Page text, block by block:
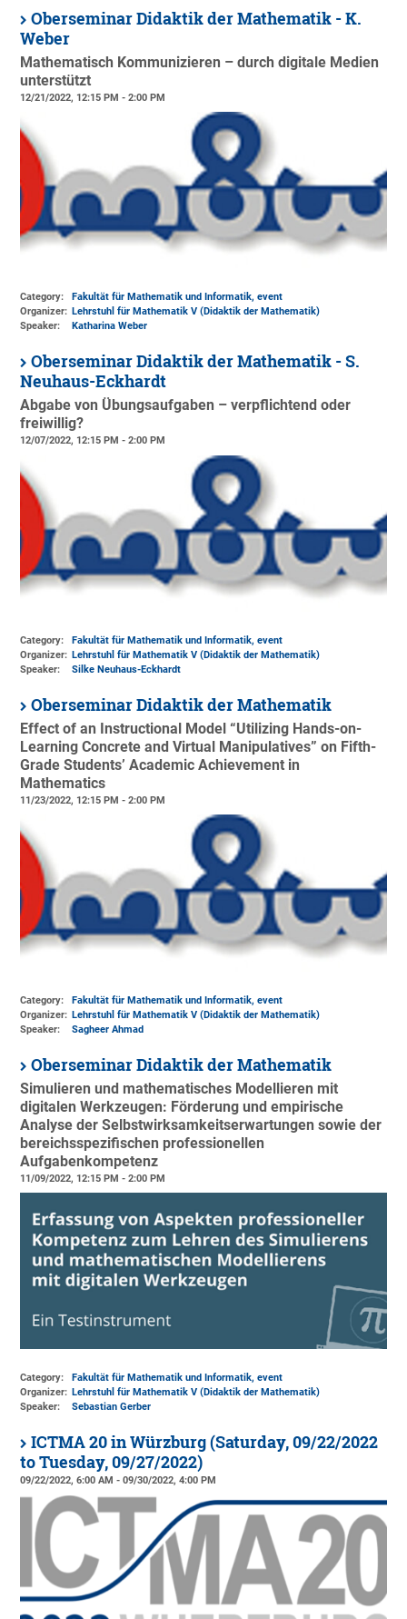
Oberseminar Didaktik der Mathematik - K.
Weber
Mathematisch Kommunizieren – durch digitale Medien
unterstützt
12/21/2022, 12:15 PM - 2:00 PM
Category:
Fakultät für Mathematik und Informatik, event
Organizer: Lehrstuhl für Mathematik V (Didaktik der Mathematik)
Speaker:
Katharina Weber
Oberseminar Didaktik der Mathematik - S.
Neuhaus-Eckhardt
Abgabe von Übungsaufgaben – verpflichtend oder
freiwillig?
12/07/2022, 12:15 PM - 2:00 PM
Category:
Fakultät für Mathematik und Informatik, event
Organizer: Lehrstuhl für Mathematik V (Didaktik der Mathematik)
Speaker:
Silke Neuhaus-Eckhardt
Oberseminar Didaktik der Mathematik
Effect of an Instructional Model “Utilizing Hands-on-
Learning Concrete and Virtual Manipulatives” on Fifth-
Grade Students’ Academic Achievement in
Mathematics
11/23/2022, 12:15 PM - 2:00 PM
Category:
Fakultät für Mathematik und Informatik, event
Organizer: Lehrstuhl für Mathematik V (Didaktik der Mathematik)
Speaker:
Sagheer Ahmad
Oberseminar Didaktik der Mathematik
Simulieren und mathematisches Modellieren mit
digitalen Werkzeugen: Förderung und empirische
Analyse der Selbstwirksamkeitserwartungen sowie der
bereichsspezifischen professionellen
Aufgabenkompetenz
11/09/2022, 12:15 PM - 2:00 PM
Category:
Fakultät für Mathematik und Informatik, event
Organizer: Lehrstuhl für Mathematik V (Didaktik der Mathematik)
Speaker:
Sebastian Gerber
ICTMA 20 in Würzburg (Saturday, 09/22/2022
to Tuesday, 09/27/2022)
09/22/2022, 6:00 AM - 09/30/2022, 4:00 PM